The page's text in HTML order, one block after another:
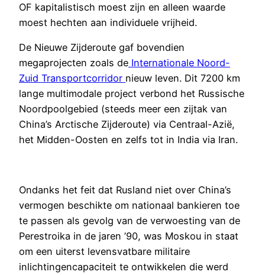
OF kapitalistisch moest zijn en alleen waarde
moest hechten aan individuele vrijheid.
De Nieuwe Zijderoute gaf bovendien
megaprojecten zoals de Internationale Noord-
Zuid Transportcorridor nieuw leven. Dit 7200 km
lange multimodale project verbond het Russische
Noordpoolgebied (steeds meer een zijtak van
China’s Arctische Zijderoute) via Centraal-Azië,
het Midden-Oosten en zelfs tot in India via Iran.
Ondanks het feit dat Rusland niet over China’s
vermogen beschikte om nationaal bankieren toe
te passen als gevolg van de verwoesting van de
Perestroika in de jaren ’90, was Moskou in staat
om een uiterst levensvatbare militaire
inlichtingencapaciteit te ontwikkelen die werd